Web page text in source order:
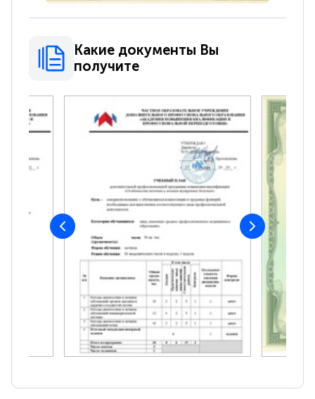
Какие документы Вы
получите